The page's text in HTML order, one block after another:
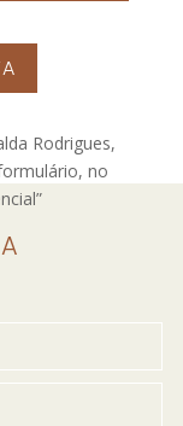
Rodrigues,
no